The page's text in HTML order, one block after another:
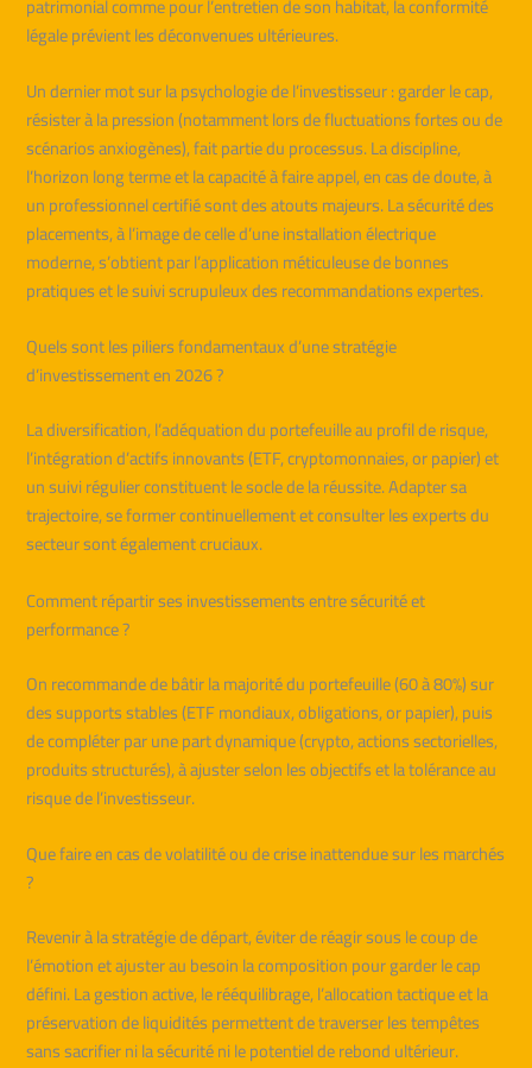
légale prévient les déconvenues ultérieures.
Un dernier mot sur la psychologie de l’investisseur : garder le cap,
résister à la pression (notamment lors de fluctuations fortes ou de
scénarios anxiogènes), fait partie du processus. La discipline,
l’horizon long terme et la capacité à faire appel, en cas de doute, à
un professionnel certifié sont des atouts majeurs. La sécurité des
placements, à l’image de celle d’une installation électrique
moderne, s’obtient par l’application méticuleuse de bonnes
pratiques et le suivi scrupuleux des recommandations expertes.
Quels sont les piliers fondamentaux d’une stratégie
d’investissement en 2026 ?
La diversification, l’adéquation du portefeuille au profil de risque,
l’intégration d’actifs innovants (ETF, cryptomonnaies, or papier) et
un suivi régulier constituent le socle de la réussite. Adapter sa
trajectoire, se former continuellement et consulter les experts du
secteur sont également cruciaux.
Comment répartir ses investissements entre sécurité et
performance ?
On recommande de bâtir la majorité du portefeuille (60 à 80%) sur
des supports stables (ETF mondiaux, obligations, or papier), puis
de compléter par une part dynamique (crypto, actions sectorielles,
produits structurés), à ajuster selon les objectifs et la tolérance au
risque de l’investisseur.
Que faire en cas de volatilité ou de crise inattendue sur les marchés
?
Revenir à la stratégie de départ, éviter de réagir sous le coup de
l’émotion et ajuster au besoin la composition pour garder le cap
défini. La gestion active, le rééquilibrage, l’allocation tactique et la
préservation de liquidités permettent de traverser les tempêtes
sans sacrifier ni la sécurité ni le potentiel de rebond ultérieur.